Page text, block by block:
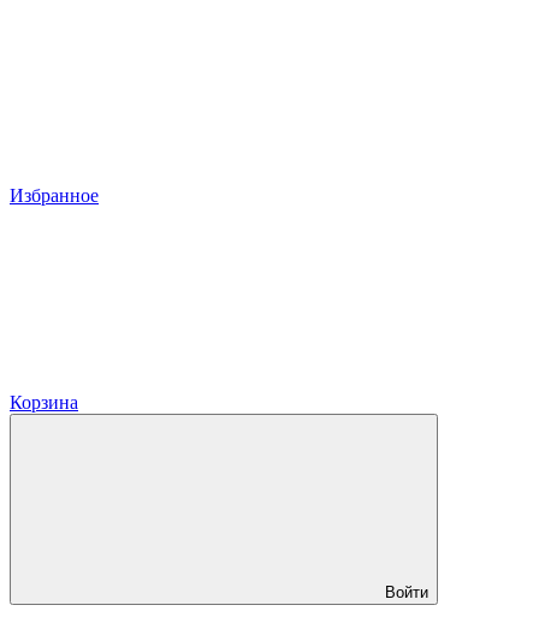
Избранное
Корзина
Войти